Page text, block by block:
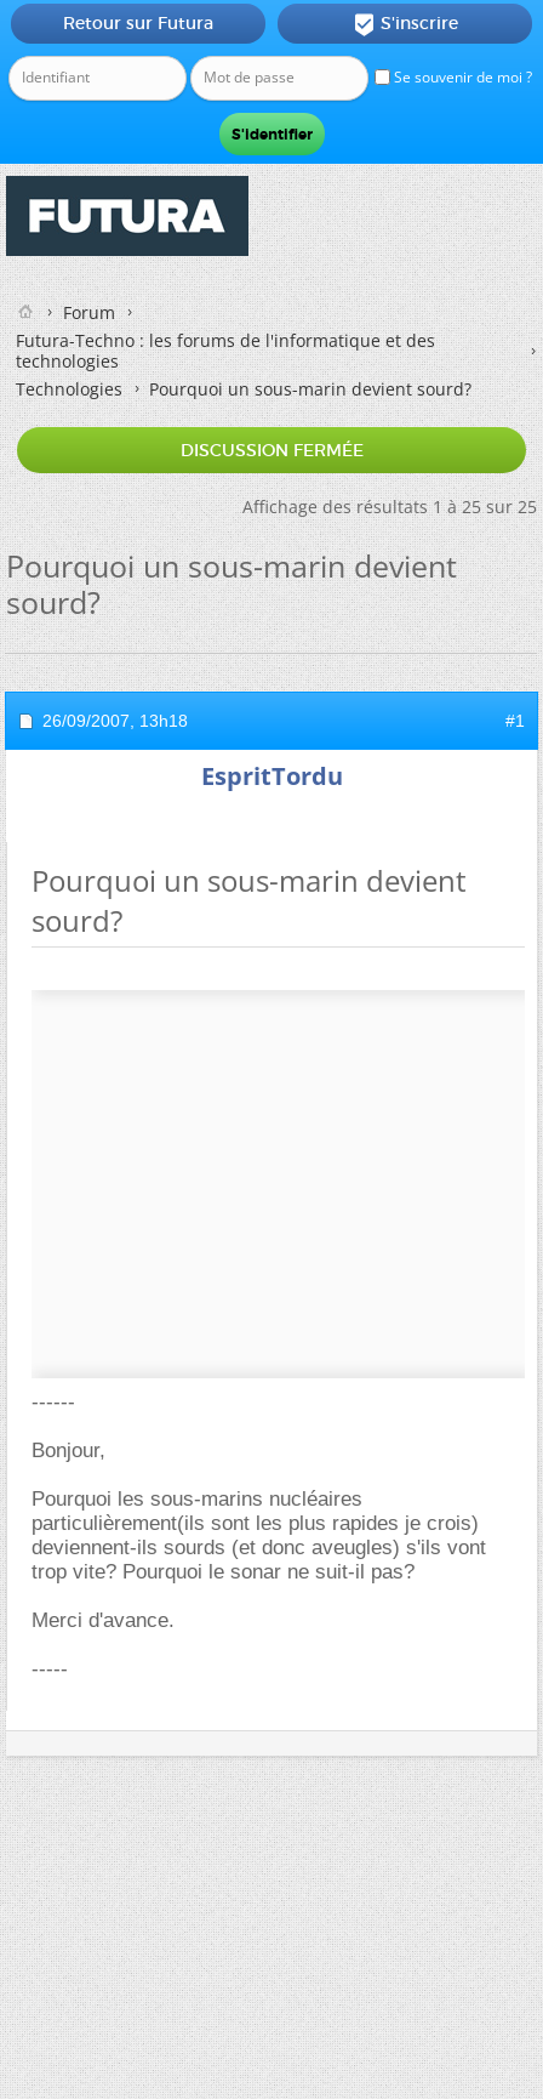
Se souvenir de moi ?
Retour sur Futura  S'inscrire
Forum
Futura-Techno : les forums de l'informatique et des
technologies
Technologies
Pourquoi un sous-marin devient sourd?
DISCUSSION FERMÉE
Affichage des résultats 1 à 25 sur 25
Pourquoi un sous-marin devient
sourd?
26/09/2007, 13h18 #1
EspritTordu
Pourquoi un sous-marin devient
sourd?
------
Bonjour,
Pourquoi les sous-marins nucléaires
particulièrement(ils sont les plus rapides je crois)
deviennent-ils sourds (et donc aveugles) s'ils vont
trop vite? Pourquoi le sonar ne suit-il pas?
Merci d'avance.
-----